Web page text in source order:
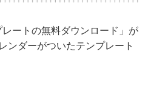
ートの無料ダウンロード」が
ンダーがついたテンプレート